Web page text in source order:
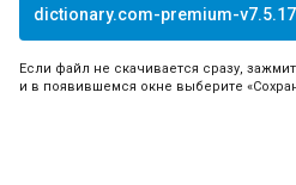
dictionary.com-premium-
Если файл не скачивается сразу,
и в появившемся окне выберите